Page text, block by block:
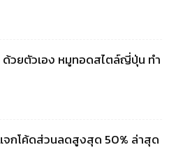
วยตัวเอง หมูทอดสไตล์ญี่ปุ่น ทำ
จกโค้ดส่วนลดสูงสุด 50% ล่าสุด